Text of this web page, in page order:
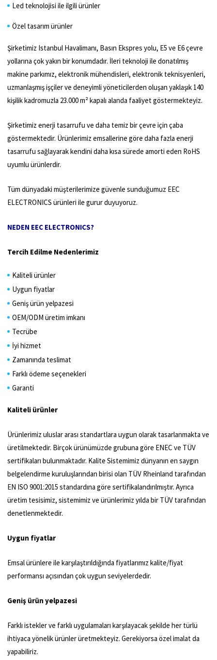
Led teknolojisi ile ilgili ürünler
Özel tasarım ürünler
Şirketimiz Istanbul Havalimanı, Basın Ekspres yolu, E5 ve E6 çevre
yollarına çok yakın bir konumdadır. İleri teknoloji ile donatılmış
makine parkımız, elektronik mühendisleri, elektronik teknisyenleri,
uzmanlaşmış işçiler ve deneyimli yöneticilerden oluşan yaklaşık 140
kişilik kadromuzla 23.000 m² kapalı alanda faaliyet göstermekteyiz.
Şirketimiz enerji tasarrufu ve daha temiz bir çevre için çaba
göstermektedir. Ürünlerimiz emsallerine göre daha fazla enerji
tasarrufu sağlayarak kendini daha kısa sürede amorti eden RoHS
uyumlu ürünlerdir.
Tüm dünyadaki müşterilerimize güvenle sunduğumuz EEC
ELECTRONICS ürünleri ile gurur duyuyoruz.
NEDEN EEC ELECTRONICS?
Tercih Edilme Nedenlerimiz
Kaliteli ürünler
Uygun fiyatlar
Geniş ürün yelpazesi
OEM/ODM üretim imkanı
Tecrübe
İyi hizmet
Zamanında teslimat
Farklı ödeme seçenekleri
Garanti
Kaliteli ürünler
Ürünlerimiz uluslar arası standartlara uygun olarak tasarlanmakta ve
üretilmektedir. Birçok ürünümüzde grubuna göre ENEC ve TÜV
sertifikaları bulunmaktadır. Kalite Sistemimiz dünyanın en saygın
belgelendirme kuruluşlarından birisi olan TÜV Rheinland tarafından
EN ISO 9001:2015 standardına göre sertifikalandırılmıştır. Ayrıca
üretim tesisimiz, sistemimiz ve ürünlerimiz yılda bir TÜV tarafından
denetlenmektedir.
Uygun fiyatlar
Emsal ürünlere ile karşılaştırıldığında fiyatlarımız kalite/fiyat
performansı açısından çok uygun seviyelerdedir.
Geniş ürün yelpazesi
Farklı istekler ve farklı uygulamaları karşılayacak şekilde her türlü
ihtiyaca yönelik ürünler üretmekteyiz. Gerekiyorsa özel imalat da
yapabiliriz.